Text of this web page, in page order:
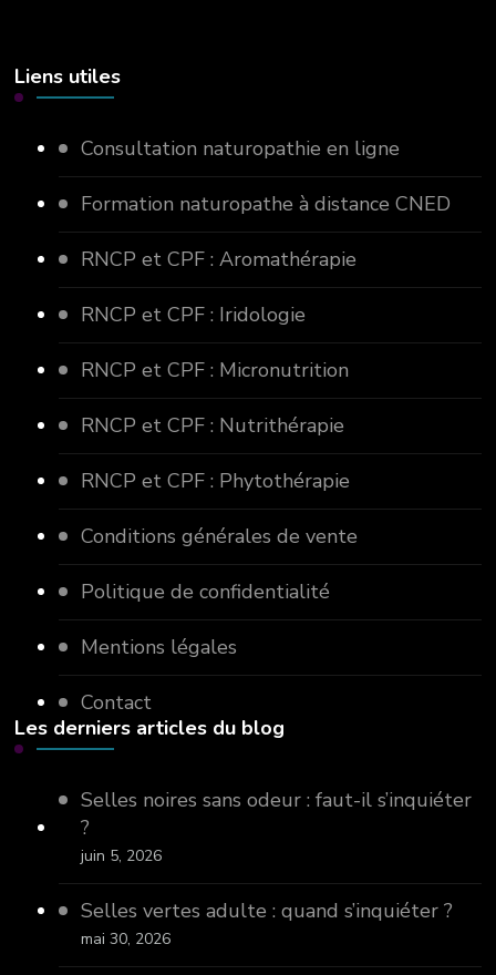
Liens utiles
Consultation naturopathie en ligne
Formation naturopathe à distance CNED
RNCP et CPF : Aromathérapie
RNCP et CPF : Iridologie
RNCP et CPF : Micronutrition
RNCP et CPF : Nutrithérapie
RNCP et CPF : Phytothérapie
Conditions générales de vente
Politique de confidentialité
Mentions légales
Contact
Les derniers articles du blog
Selles noires sans odeur : faut-il s’inquiéter
?
juin 5, 2026
Selles vertes adulte : quand s’inquiéter ?
mai 30, 2026